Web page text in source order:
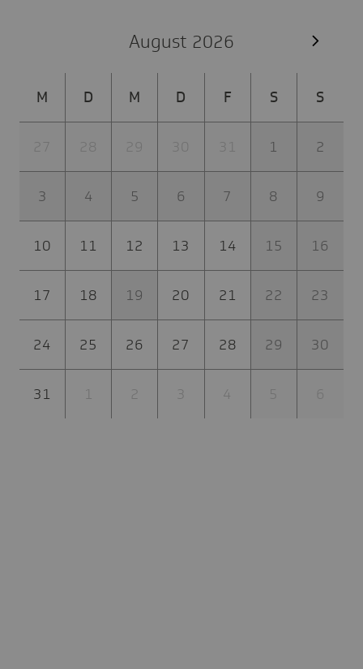
August 2026
M D M D F S S
27 28 29 30 31 1 2
3 4 5 6 7 8 9
10 11 12 13 14 15 16
17 18 19 20 21 22 23
24 25 26 27 28 29 30
31 1 2 3 4 5 6